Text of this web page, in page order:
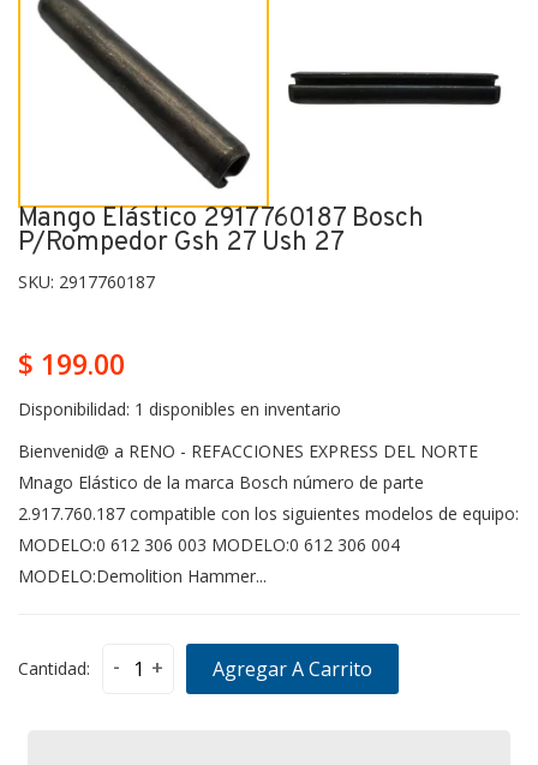
Mango Elástico 2917760187 Bosch
P/rompedor Gsh 27 Ush 27
SKU: 2917760187
$ 199.00
Disponibilidad: 1 disponibles en inventario
Bienvenid@ a RENO - REFACCIONES EXPRESS DEL NORTE
Mnago Elástico de la marca Bosch número de parte
2.917.760.187 compatible con los siguientes modelos de equipo:
MODELO:0 612 306 003 MODELO:0 612 306 004
MODELO:Demolition Hammer...
Cantidad: - + Agregar A Carrito